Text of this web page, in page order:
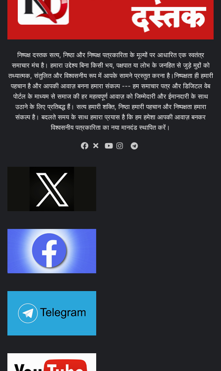
निष्पक्ष दस्तक सत्य, निष्ठा और निष्पक्ष पत्रकारिता के मूल्यों पर आधारित एक स्वतंत्र
समाचार मंच है। हमारा उद्देश्य बिना किसी भय, पक्षपात या लोभ के जनहित से जुड़े मुद्दों को
तथ्यात्मक, संतुलित और विश्वसनीय रूप में आपके सामने प्रस्तुत करना है।निष्पक्षता ही हमारी
पहचान है और आपकी आवाज़ बनना हमारा संकल्प --- हम समाचार पत्र और डिजिटल वेब
पोर्टल के माध्यम से समाज की हर महत्वपूर्ण आवाज़ को जिम्मेदारी और ईमानदारी के साथ
उठाने के लिए प्रतिबद्ध हैं। सत्य हमारी शक्ति, निष्ठा हमारी पहचान और निष्पक्षता हमारा
संकल्प है। बदलते समय के साथ हमारा प्रयास है कि हम हमेशा आपकी आवाज़ बनकर
विश्वसनीय पत्रकारिता का नया मानदंड स्थापित करें।
X
Telegram